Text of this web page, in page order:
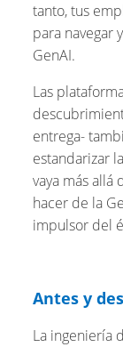
tanto, tus
para navegar
GenAI.
Las
entrega-
estandarizar
vaya más allá
hacer de la
impulsor del
Antes y
La ingeniería